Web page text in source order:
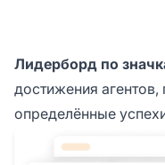
Лидерборд по
достижения агентов,
определённые